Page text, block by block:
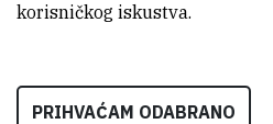
KONTAKTIRAJTE NAS
korisničkog iskustva.
PRIHVAĆAM ODABRANO